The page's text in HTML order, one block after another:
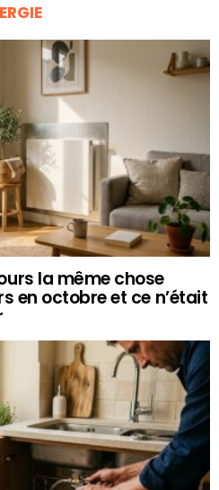
la même chose
en octobre et ce n’était